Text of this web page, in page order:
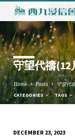
守望代禱(12
Home Posts 守望代
CATEGORIES TAGS
DECEMBER 23, 2023